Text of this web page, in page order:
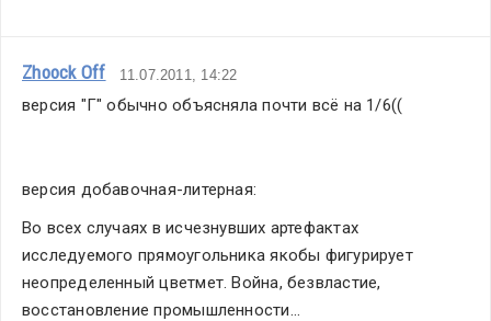
Zhoock Off 11.07.2011, 14:22
версия "Г" обычно объясняла почти всё на 1/6((
версия добавочная-литерная:
Во всех случаях в исчезнувших артефактах
исследуемого прямоугольника якобы фигурирует
неопределенный цветмет. Война, безвластие,
восстановление промышленности...